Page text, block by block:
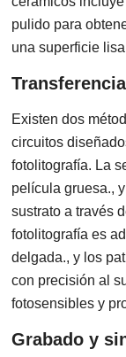
pulido para
una superficie
Existen dos
circuitos
fotolitografía. La
película gruesa.,
sustrato a través
fotolitografía es
delgada., y los
con precisión al
fotosensibles y
Grabado y